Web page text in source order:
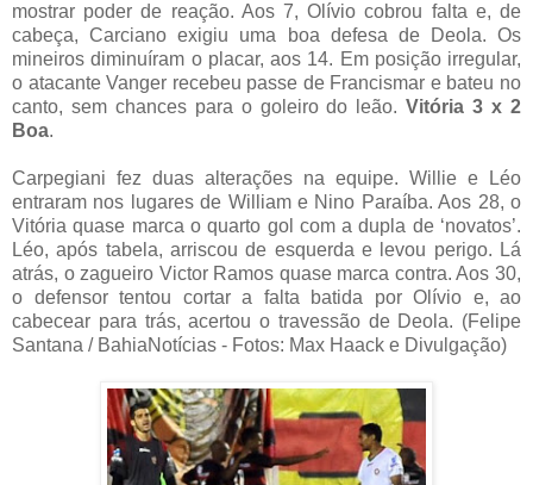
mostrar poder de reação. Aos 7, Olívio cobrou falta e, de
cabeça, Carciano exigiu uma boa defesa de Deola. Os
mineiros diminuíram o placar, aos 14. Em posição irregular,
o atacante Vanger recebeu passe de Francismar e bateu no
canto, sem chances para o goleiro do leão.Vitória 3 x 2
Boa.
Carpegiani fez duas alterações na equipe. Willie e Léo
entraram nos lugares de William e Nino Paraíba. Aos 28, o
Vitória quase marca o quarto gol com a dupla de ‘novatos’.
Léo, após tabela, arriscou de esquerda e levou perigo. Lá
atrás, o zagueiro Victor Ramos quase marca contra. Aos 30,
o defensor tentou cortar a falta batida por Olívio e, ao
cabecear para trás, acertou o travessão de Deola. (Felipe
Santana / BahiaNotícias - Fotos: Max Haack e Divulgação)